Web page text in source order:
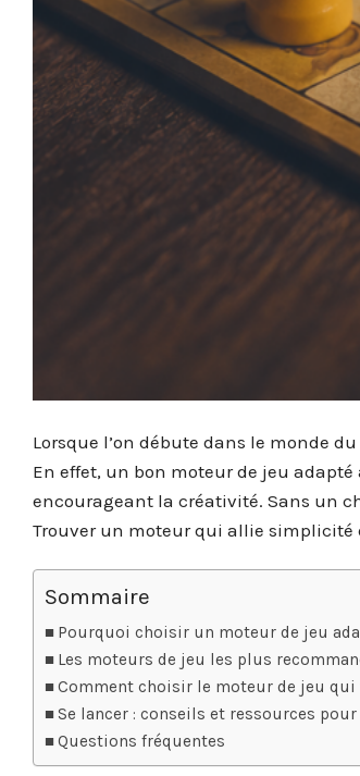
Lorsque l’on débute dans le monde
En effet, un bon moteur de jeu
encourageant la créativité. Sans un
Trouver un moteur qui allie simplicité
Sommaire
Pourquoi choisir un moteur de jeu
Les moteurs de jeu les plus
Comment choisir le moteur de jeu qui
Se lancer : conseils et ressources
Questions fréquentes